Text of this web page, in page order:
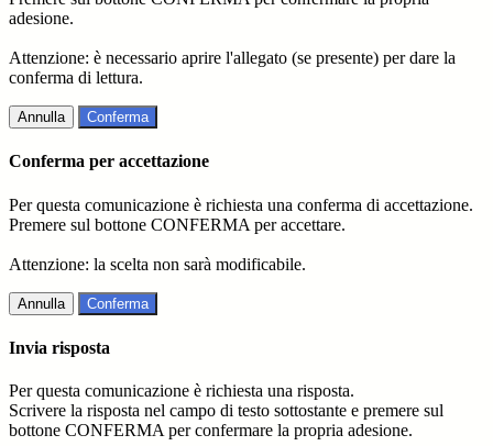
adesione.
Attenzione: è necessario aprire l'allegato (se presente) per dare la
conferma di lettura.
Annulla Conferma
Conferma per accettazione
Per questa comunicazione è richiesta una conferma di accettazione.
Premere sul bottone CONFERMA per accettare.
Attenzione: la scelta non sarà modificabile.
Annulla Conferma
Invia risposta
Per questa comunicazione è richiesta una risposta.
Scrivere la risposta nel campo di testo sottostante e premere sul
bottone CONFERMA per confermare la propria adesione.